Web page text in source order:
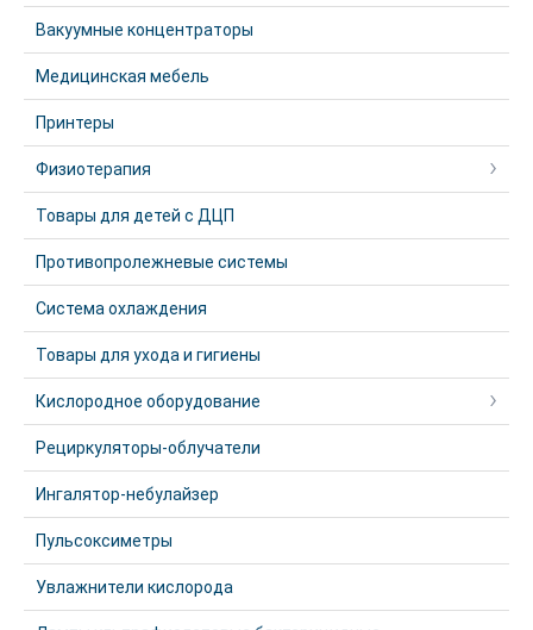
Вакуумные концентраторы
Медицинская мебель
Принтеры
Физиотерапия
Товары для детей с ДЦП
Противопролежневые системы
Система охлаждения
Товары для ухода и гигиены
Кислородное оборудование
Рециркуляторы-облучатели
Ингалятор-небулайзер
Пульсоксиметры
Увлажнители кислорода